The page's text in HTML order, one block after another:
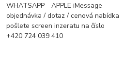
WHATSAPP - APPLE iMessage
objednávka / dotaz / cenová nabídka
pošlete screen inzeratu na číslo
+420 724 039 410